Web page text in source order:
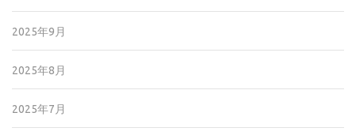
2025年9月
2025年8月
2025年7月